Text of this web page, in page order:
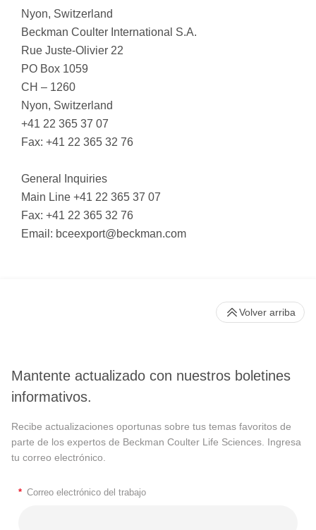
Nyon, Switzerland
Beckman Coulter International S.A.
Rue Juste-Olivier 22
PO Box 1059
CH – 1260
Nyon, Switzerland
+41 22 365 37 07
Fax: +41 22 365 32 76
General Inquiries
Main Line +41 22 365 37 07
Fax: +41 22 365 32 76
Email: bceexport@beckman.com
Mantente actualizado con nuestros boletines
informativos.
Recibe actualizaciones oportunas sobre tus temas favoritos de
parte de los expertos de Beckman Coulter Life Sciences. Ingresa
tu correo electrónico.
* Correo electrónico del trabajo
Volver arriba